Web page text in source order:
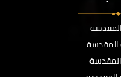
المقدسة
المقدسة
المقدسة